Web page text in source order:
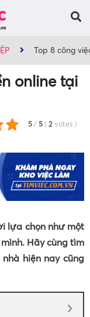
Top 8 công
online tại
5 / 5 ( 2 votes )
lựa chọn như một
Hãy cùng tìm
hiện nay cũng